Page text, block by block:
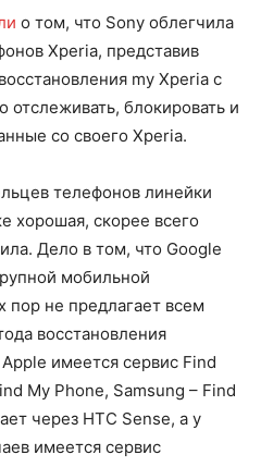
о том, что Sony облегчила
Xperia, представив
my Xperia c
блокировать и
со своего Xperia.
телефонов линейки
хорошая, скорее всего
Дело в том, что Google
мобильной
пор не предлагает всем
восстановления
имеется сервис Find
My Phone, Samsung – Find
через HTC Sense, а у
имеется сервис